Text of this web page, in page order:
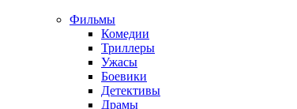
Фильмы
Комедии
Триллеры
Ужасы
Боевики
Детективы
Драмы